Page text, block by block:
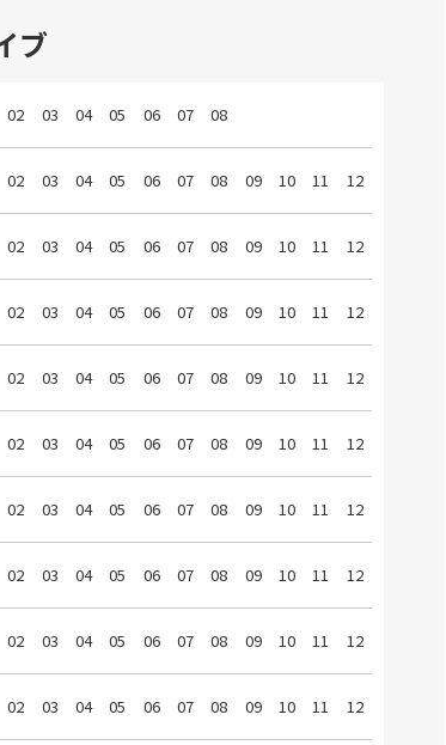
ブ
02 03 04 05 06 07 08
02 03 04 05 06 07 08 09 10 11 12
02 03 04 05 06 07 08 09 10 11 12
02 03 04 05 06 07 08 09 10 11 12
02 03 04 05 06 07 08 09 10 11 12
02 03 04 05 06 07 08 09 10 11 12
02 03 04 05 06 07 08 09 10 11 12
02 03 04 05 06 07 08 09 10 11 12
02 03 04 05 06 07 08 09 10 11 12
02 03 04 05 06 07 08 09 10 11 12